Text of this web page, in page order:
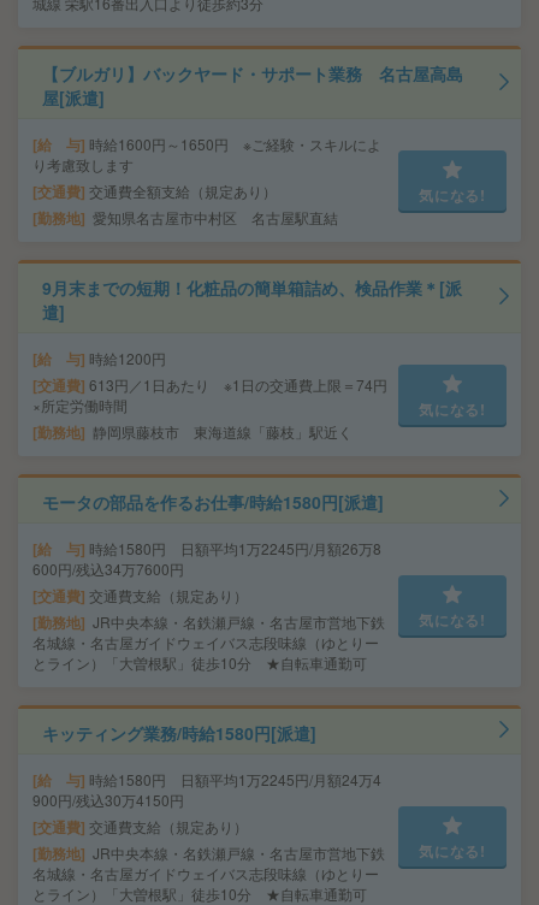
【ブルガリ】バックヤード・サポート業務 名古屋高島
屋[派遣]
給 与 時給1600円～1650円 ※ご経験・スキルによ
り考慮致します
交通費 交通費全額支給（規定あり）
勤務地 愛知県名古屋市中村区 名古屋駅直結
気になる!
9月末までの短期！化粧品の簡単箱詰め、検品作業＊[派
遣]
給 与 時給1200円
交通費 613円／1日あたり ※1日の交通費上限＝74円
×所定労働時間
勤務地 静岡県藤枝市 東海道線「藤枝」駅近く
気になる!
モータの部品を作るお仕事/時給1580円[派遣]
給 与 時給1580円 日額平均1万2245円/月額26万8
600円/残込34万7600円
交通費 交通費支給（規定あり）
勤務地 JR中央本線・名鉄瀬戸線・名古屋市営地下鉄
名城線・名古屋ガイドウェイバス志段味線（ゆとりー
とライン）「大曽根駅」徒歩10分 ★自転車通勤可
気になる!
キッティング業務/時給1580円[派遣]
給 与 時給1580円 日額平均1万2245円/月額24万4
900円/残込30万4150円
交通費 交通費支給（規定あり）
勤務地 JR中央本線・名鉄瀬戸線・名古屋市営地下鉄
名城線・名古屋ガイドウェイバス志段味線（ゆとりー
とライン）「大曽根駅」徒歩10分 ★自転車通勤可
気になる!